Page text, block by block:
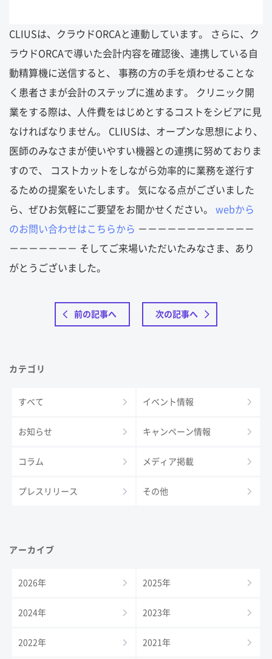
CLIUSは、クラウドORCAと連動しています。 さらに、ク
ラウドORCAで導いた会計内容を確認後、連携している自
動精算機に送信すると、 事務の方の手を煩わせることな
く患者さまが会計のステップに進めます。 クリニック開
業をする際は、人件費をはじめとするコストをシビアに見
なければなりません。 CLIUSは、オープンな思想により、
医師のみなさまが使いやすい機器との連携に努めておりま
すので、 コストカットをしながら効率的に業務を遂行す
るための提案をいたします。 気になる点がございました
ら、ぜひお気軽にご要望をお聞かせください。 webから
のお問い合わせはこちらから －－－－－－－－－－－－
－－－－－－－ そしてご来場いただいたみなさま、あり
がとうございました。
前の記事へ 次の記事へ
カテゴリ
すべて イベント情報
お知らせ キャンペーン情報
コラム メディア掲載
プレスリリース その他
アーカイブ
2026年 2025年
2024年 2023年
2022年 2021年